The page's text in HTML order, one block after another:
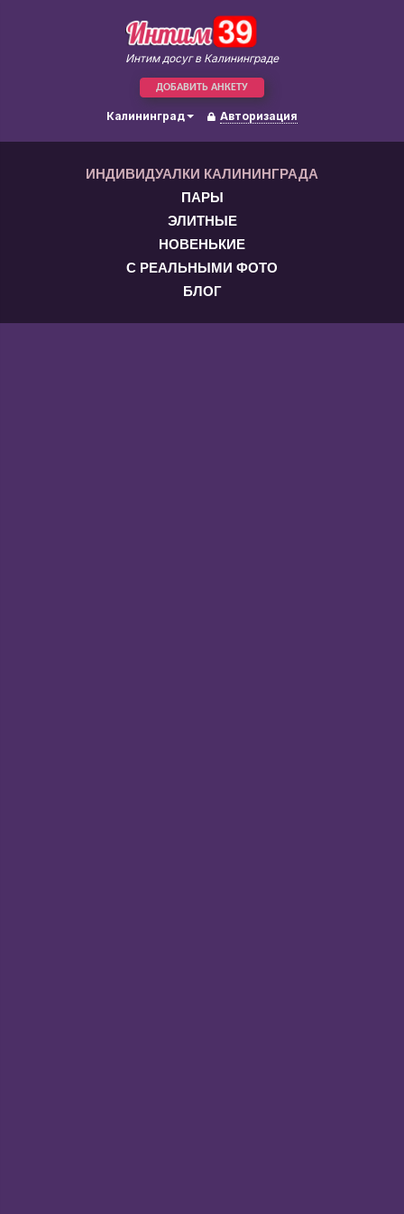
Интим досуг в Калининграде
ДОБАВИТЬ АНКЕТУ
Калининград Авторизация
ИНДИВИДУАЛКИ КАЛИНИНГРАДА
ПАРЫ
ЭЛИТНЫЕ
НОВЕНЬКИЕ
С РЕАЛЬНЫМИ ФОТО
БЛОГ